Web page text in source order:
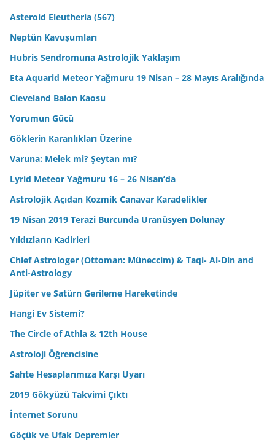
Asteroid Eleutheria (567)
Neptün Kavuşumları
Hubris Sendromuna Astrolojik Yaklaşım
Eta Aquarid Meteor Yağmuru 19 Nisan – 28 Mayıs Aralığında
Cleveland Balon Kaosu
Yorumun Gücü
Göklerin Karanlıkları Üzerine
Varuna: Melek mi? Şeytan mı?
Lyrid Meteor Yağmuru 16 – 26 Nisan’da
Astrolojik Açıdan Kozmik Canavar Karadelikler
19 Nisan 2019 Terazi Burcunda Uranüsyen Dolunay
Yıldızların Kadirleri
Chief Astrologer (Ottoman: Müneccim) & Taqi- Al-Din and
Anti-Astrology
Jüpiter ve Satürn Gerileme Hareketinde
Hangi Ev Sistemi?
The Circle of Athla & 12th House
Astroloji Öğrencisine
Sahte Hesaplarımıza Karşı Uyarı
2019 Gökyüzü Takvimi Çıktı
İnternet Sorunu
Göçük ve Ufak Depremler